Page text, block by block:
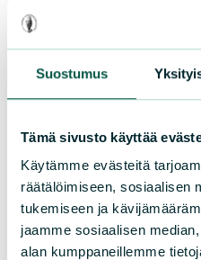
Suostumus
Tämä sivusto käyttää
Käytämme evästeitä
räätälöimiseen, sosiaalisen
tukemiseen ja
jaamme sosiaalisen
alan kumppaneillemme
Lukutaito on
tietoon –
tukee Seis
kampanjaa
Tieto ei lisää tuskaa,
Sen sijaan tieto